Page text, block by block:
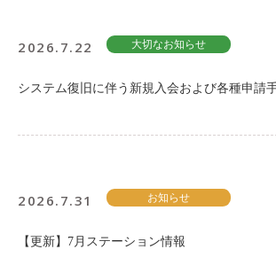
2026.7.22 大切なお知らせ
システム復旧に伴う新規入会および各種申請
2026.7.31 お知らせ
【更新】7月ステーション情報